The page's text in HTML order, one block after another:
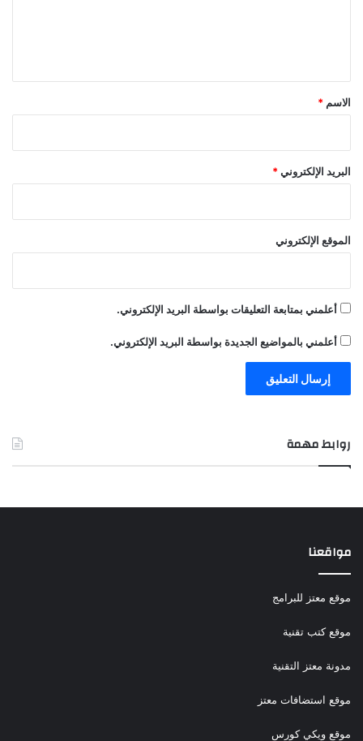
*
الاسم *
البريد الإلكتروني*
الموقع الإلكتروني
أعلمني بمتابعة التعليقات بواسطة البريد الإلكتروني.
أعلمني بالمواضيع الجديدة بواسطة البريد الإلكتروني.
روابط مهمة
مواقعنا
موقع معتز للبرامج
موقع كتب تقنية
مدونة معتز التقنية
موقع استضافات معتز
موقع ويكي كورس